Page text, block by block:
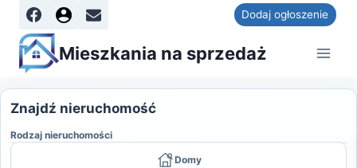
Dodaj ogłoszenie
Mieszkania na sprzedaż
Znajdź nieruchomość
Rodzaj nieruchomości
Domy